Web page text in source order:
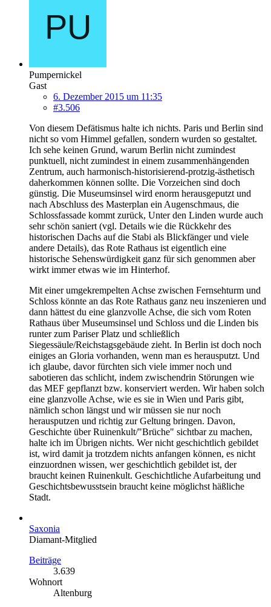
Pumpernickel
Gast
6. Dezember 2015 um 11:35
#3.506
Von diesem Defätismus halte ich nichts. Paris und Berlin sind
nicht so vom Himmel gefallen, sondern wurden so gestaltet.
Ich sehe keinen Grund, warum Berlin nicht zumindest
punktuell, nicht zumindest in einem zusammenhängenden
Zentrum, auch harmonisch-historisierend-protzig-ästhetisch
daherkommen können sollte. Die Vorzeichen sind doch
günstig. Die Museumsinsel wird enorm herausgeputzt und
nach Abschluss des Masterplan ein Augenschmaus, die
Schlossfassade kommt zurück, Unter den Linden wurde auch
sehr schön saniert (vgl. Details wie die Rückkehr des
historischen Dachs auf die Stabi als Blickfänger und viele
andere Details), das Rote Rathaus ist eigentlich eine
historische Sehenswürdigkeit ganz für sich genommen aber
wirkt immer etwas wie im Hinterhof.
Mit einer umgekrempelten Achse zwischen Fernsehturm und
Schloss könnte an das Rote Rathaus ganz neu inszenieren und
dann hättest du eine glanzvolle Achse, die sich vom Roten
Rathaus über Museumsinsel und Schloss und die Linden bis
runter zum Pariser Platz und schließlich
Siegessäule/Reichstagsgebäude zieht. In Berlin ist doch noch
einiges an Gloria vorhanden, wenn man es herausputzt. Und
ich glaube, davor fürchten sich viele immer noch und
sabotieren das schlicht, indem zwischendrin Störungen wie
das MEF gepflanzt bzw. konserviert werden. Wir haben solch
eine glanzvolle Achse, wie es sie in Wien und Paris gibt,
nämlich schon längst und wir müssen sie nur noch
herausputzen und richtig zur Geltung bringen. Davon,
Geschichte über Ruinenkult/"Brüche" sichtbar zu machen,
halte ich im Übrigen nichts. Wer nicht geschichtlich gebildet
ist, wird damit ja trotzdem nichts anfangen können, es nicht
einzuordnen wissen, wer geschichtlich gebildet ist, der
braucht keinen Ruinenkult. Geschichtliche Aufarbeitung und
Geschichtsbewusstsein braucht keine möglichst häßliche
Stadt.
Saxonia
Diamant-Mitglied
Beiträge
3.639
Wohnort
Altenburg